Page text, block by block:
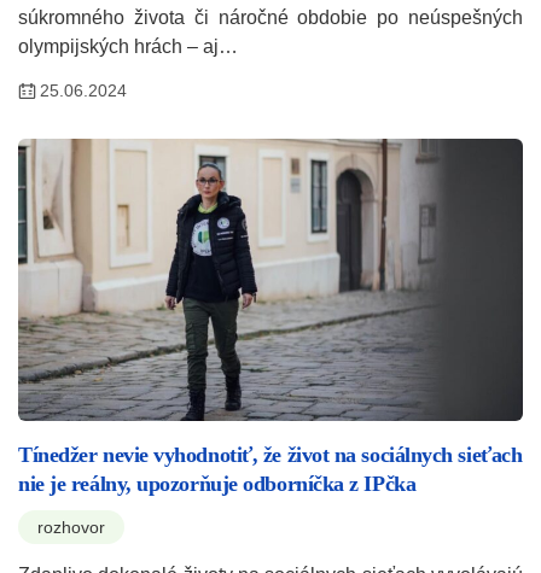
súkromného života či náročné obdobie po neúspešných
olympijských hrách – aj…
25.06.2024
Tínedžer nevie vyhodnotiť, že život na sociálnych sieťach
nie je reálny, upozorňuje odborníčka z IPčka
rozhovor